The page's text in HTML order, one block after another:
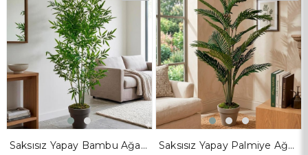
Saksısız Yapay Bambu Ağaç 6 Dal 160 cm
%20İndirim
Saksısız Yapay Palmiye Ağaç 180 cm
İndirim